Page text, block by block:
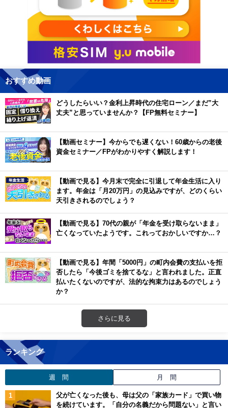
おすすめ動画
どうしたらいい？金利上昇時代の住宅ローン／まだ”大
丈夫”と思っていませんか？【FP無料セミナー】
【動画セミナー】今からでも遅くない！60歳からの老後
資金セミナー／FPがわかりやすく解説します！
【動画で見る】今月末で完全に引退して年金生活に入り
ます。年金は「月20万円」の見込みですが、どのくらい
天引きされるのでしょう？
【動画で見る】70代の親が「年金を受け取らないまま」
亡くなっていたようです。これっておかしいですか…？
【動画で見る】年間「5000円」の町内会費の支払いを拒
否したら「今後ゴミを捨てるな」と言われました。正直
払いたくないのですが、法的な拘束力はあるのでしょう
か？
さらに見る
ランキング
週 間 月 間
父が亡くなった後も、母は父の「家族カード」で買い物
を続けています。「自分の名義だから問題ない」と言い